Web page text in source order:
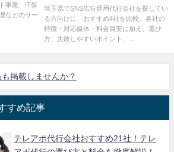
事業、IT保
などのサー
比較表・選び方も解説
埼玉県でSNS広告運用代行会社を探してい
る方向けに、おすすめ4社を比較。各社の
特徴・対応媒体・料金目安に加え、選び
方、失敗しやすいポイント、...
掲載しませんか？
すめ記事
テレアポ代行会社おすすめ21社！テレ